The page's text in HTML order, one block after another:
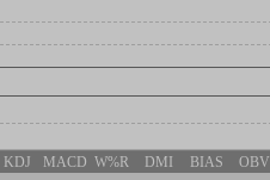
KDJ MACD W%R DMI BIAS OBV